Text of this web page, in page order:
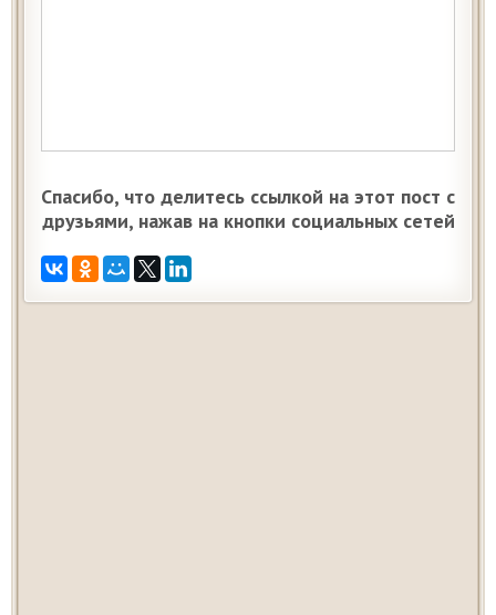
Спасибо, что делитесь ссылкой на этот пост с
друзьями, нажав на кнопки социальных сетей